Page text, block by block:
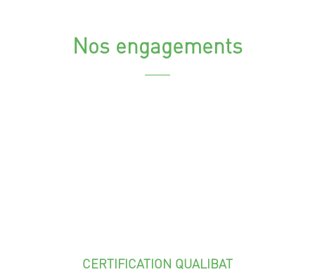
Nos engagements
CERTIFICATION QUALIBAT